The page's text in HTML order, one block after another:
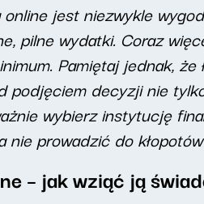
jest niezwykle
pilne wydatki. Coraz
Pamiętaj jednak,
podjęciem decyzji nie
wybierz instytucję
nie prowadzić do
– jak wziąć ją